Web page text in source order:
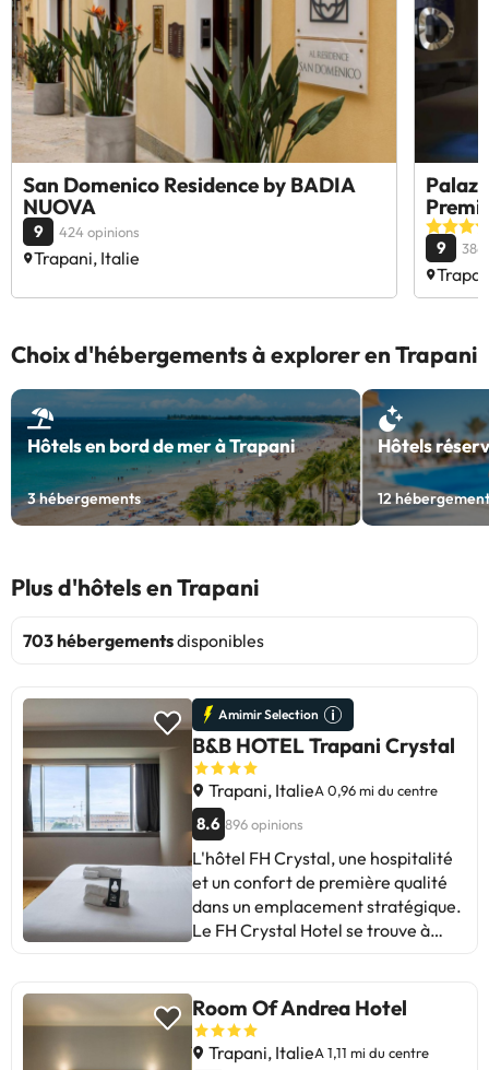
San Domenico Residence by BADIA
NUOVA
9 424 opinions
Trapani, Italie 9 386
Choix d'hébergements à explorer en Trapani
Hôtels en bord de mer à Trapani
3hébergements
Hôtels
12
Plus d'hôtels en Trapani
703 hébergementsdisponibles
Amimir Selection
B&B HOTEL Trapani Crystal
Trapani, ItalieA 0,96 mi du centre
8.6 896 opinions
L'hôtel FH Crystal, une hospitalité
et un confort de première qualité
dans un emplacement stratégique.
Le FH Crystal Hotel se trouve à
prendre un ferry qui vous
emmènera aux îles Egadi en
seulement vingt minutes. Il s'agit
Room Of Andrea Hotel
Trapani, ItalieA 1,11 mi du centre